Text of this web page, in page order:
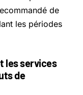
de
les périodes
les services
de